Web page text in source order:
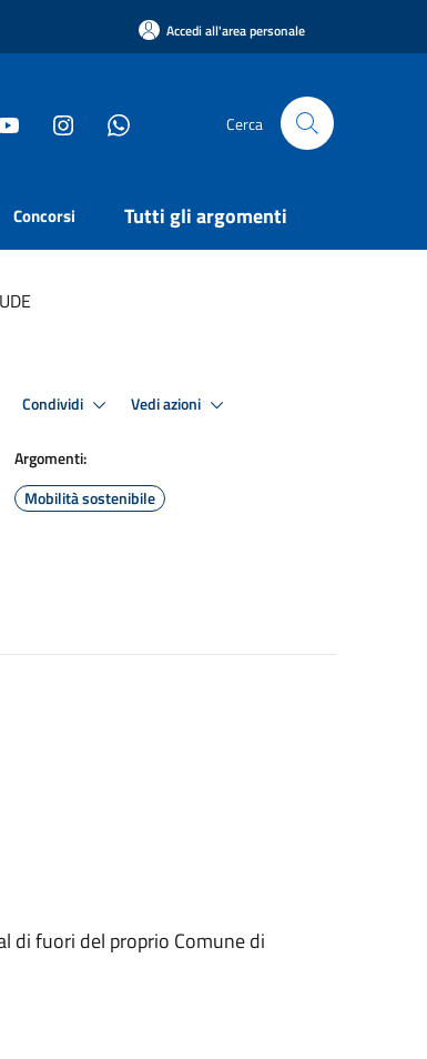
Accedi all'area personale
Cerca
Concorsi Tutti gli argomenti
Condividi Vedi azioni
Argomenti:
Mobilità sostenibile
di fuori del proprio Comune di